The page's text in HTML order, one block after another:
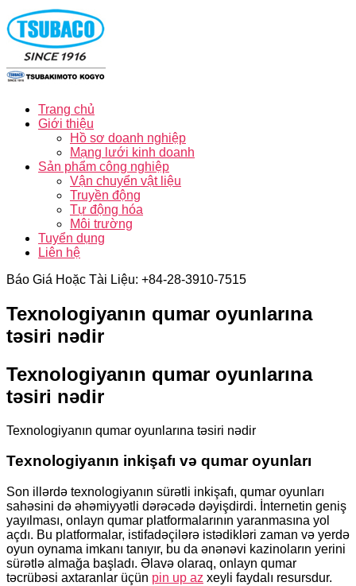
Trang chủ
Giới thiệu
Hồ sơ doanh nghiệp
Mạng lưới kinh doanh
Sản phẩm công nghiệp
Vận chuyển vật liệu
Truyền động
Tự động hóa
Môi trường
Tuyển dụng
Liên hệ
Báo Giá Hoặc Tài Liệu: +84-28-3910-7515
Texnologiyanın qumar oyunlarına
təsiri nədir
Texnologiyanın qumar oyunlarına
təsiri nədir
Texnologiyanın qumar oyunlarına təsiri nədir
Texnologiyanın inkişafı və qumar oyunları
Son illərdə texnologiyanın sürətli inkişafı, qumar oyunları
sahəsini də əhəmiyyətli dərəcədə dəyişdirdi. İnternetin geniş
yayılması, onlayn qumar platformalarının yaranmasına yol
açdı. Bu platformalar, istifadəçilərə istədikləri zaman və yerdə
oyun oynama imkanı tanıyır, bu da ənənəvi kazinoların yerini
sürətlə almağa başladı. Əlavə olaraq, onlayn qumar
təcrübəsi axtaranlar üçün pin up az xeyli faydalı resursdur.